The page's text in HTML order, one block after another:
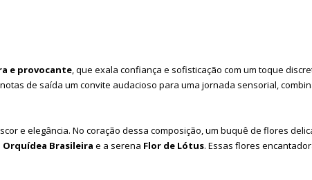
e provocante, que exala confiança e sofisticação com um toque
de saída um convite audacioso para uma jornada sensorial,
e elegância. No coração dessa composição, um buquê de flores
Orquídea Brasileira e a serena Flor de Lótus. Essas flores